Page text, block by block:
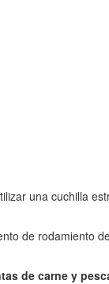
una cuchilla
de rodamiento
de carne y